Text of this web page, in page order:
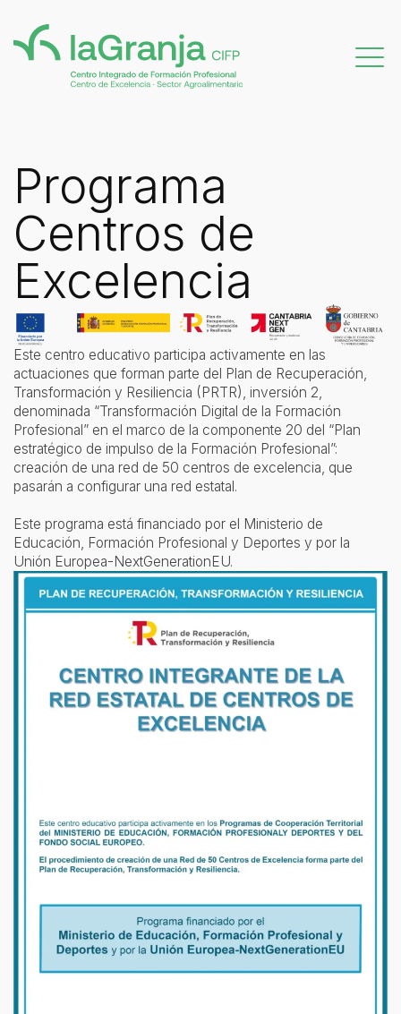
Programa
Centros de
Excelencia
Este centro educativo participa activamente en las
actuaciones que forman parte del Plan de Recuperación,
Transformación y Resiliencia (PRTR), inversión 2,
denominada “Transformación Digital de la Formación
Profesional” en el marco de la componente 20 del “Plan
estratégico de impulso de la Formación Profesional”:
creación de una red de 50 centros de excelencia, que
pasarán a configurar una red estatal.
Este programa está financiado por el Ministerio de
Educación, Formación Profesional y Deportes y por la
Unión Europea-NextGenerationEU.